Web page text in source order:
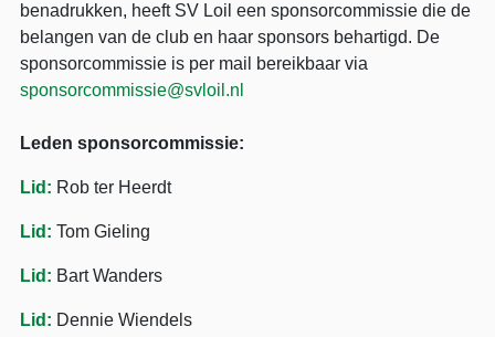
benadrukken, heeft SV Loil een sponsorcommissie die de
belangen van de club en haar sponsors behartigd. De
sponsorcommissie is per mail bereikbaar via
sponsorcommissie@svloil.nl
Leden sponsorcommissie:
Lid: Rob ter Heerdt
Lid: Tom Gieling
Lid: Bart Wanders
Lid: Dennie Wiendels